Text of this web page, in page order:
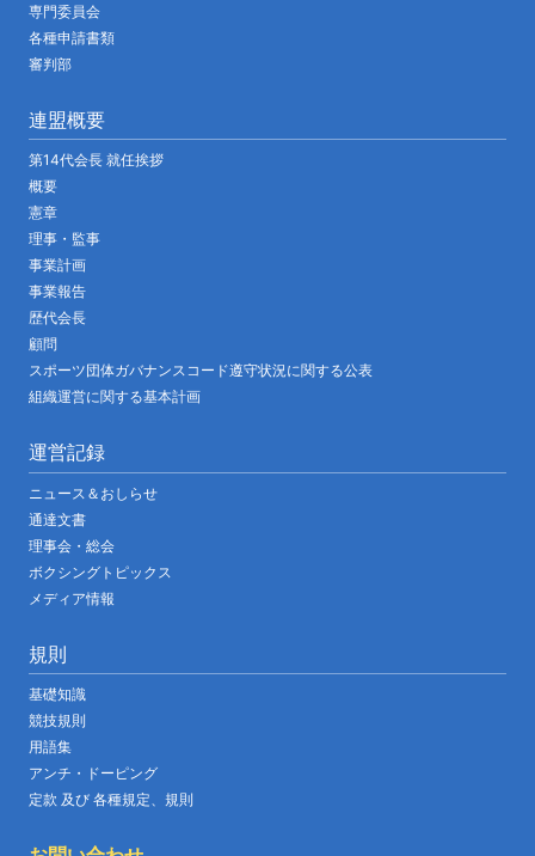
専門委員会
各種申請書類
審判部
連盟概要
第14代会長 就任挨拶
概要
憲章
理事・監事
事業計画
事業報告
歴代会長
顧問
スポーツ団体ガバナンスコード遵守状況に関する公表
組織運営に関する基本計画
運営記録
ニュース＆おしらせ
通達文書
理事会・総会
ボクシングトピックス
メディア情報
規則
基礎知識
競技規則
用語集
アンチ・ドーピング
定款 及び 各種規定、規則